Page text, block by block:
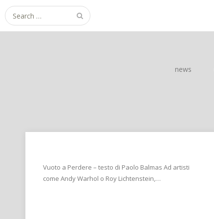
S
e
news
Vuoto a Perdere – testo di Paolo Balmas Ad artisti
come Andy Warhol o Roy Lichtenstein,…